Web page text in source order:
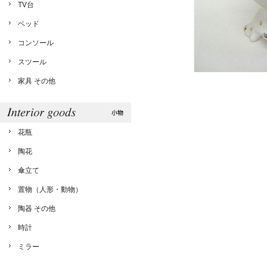
TV台
ベッド
コンソール
スツール
家具 その他
花瓶
陶花
傘立て
置物（人形・動物）
陶器 その他
時計
ミラー